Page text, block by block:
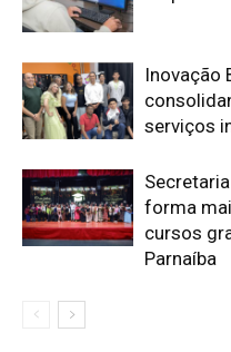
Inovação
serviços
forma
cursos
Parnaíba